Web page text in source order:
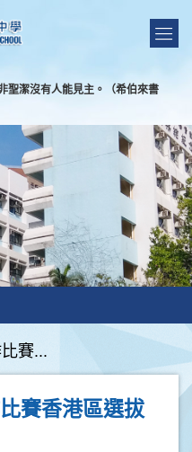
聖潔沒有人能見主。（希伯來書
賽...
賽香港區選拔